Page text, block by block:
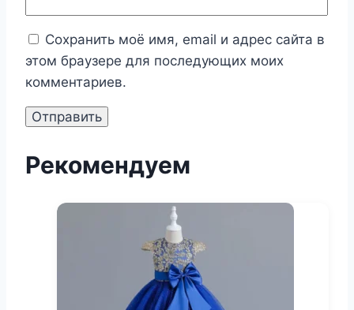
Сохранить моё имя, email и адрес сайта в
этом браузере для последующих моих
комментариев.
Рекомендуем